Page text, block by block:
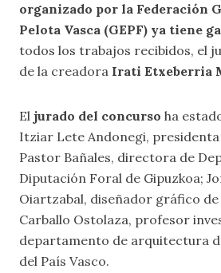
organizado por la Federación
Pelota Vasca (GEPF) ya tiene
todos los trabajos recibidos, el
de la creadora Irati Etxeberria
El jurado del concurso ha
Itziar Lete Andonegi, presidenta
Pastor Bañales, directora de
Diputación Foral de Gipuzkoa;
Oiartzabal, diseñador gráfico de
Carballo Ostolaza, profesor
departamento de arquitectura
del País Vasco.